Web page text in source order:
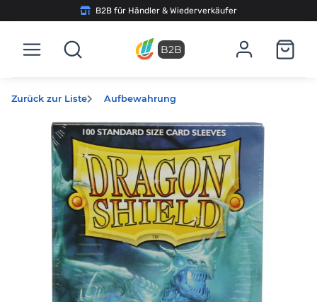
B2B für Händler & Wiederverkäufer
B2B
Zurück zur Liste Aufbewahrung